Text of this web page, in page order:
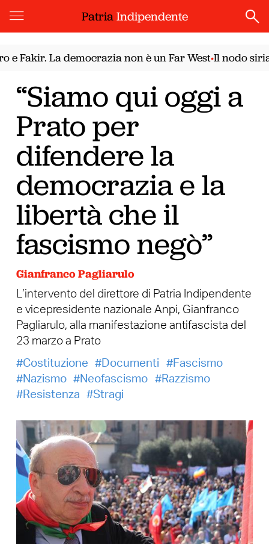
PatriaIndipendente
Fakir. La democrazia non è un Far West•Il nodo
“Siamo qui oggi a
Prato per
difendere la
democrazia e la
libertà che il
fascismo negò”
Gianfranco Pagliarulo
L’intervento del direttore di Patria Indipendente
e vicepresidente nazionale Anpi, Gianfranco
Pagliarulo, alla manifestazione antifascista del
23 marzo a Prato
Costituzione
Documenti
Fascismo
Nazismo
Neofascismo
Razzismo
Resistenza
Stragi